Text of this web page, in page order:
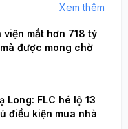
Xem thêm
mắt hơn 718 tỷ
được mong chờ
Long: FLC hé lộ 13
điều kiện mua nhà